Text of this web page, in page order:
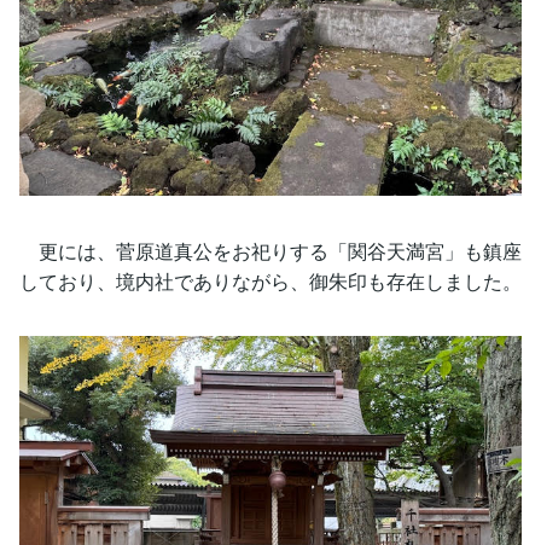
更には、菅原道真公をお祀りする「関谷天満宮」も鎮座
しており、境内社でありながら、御朱印も存在しました。